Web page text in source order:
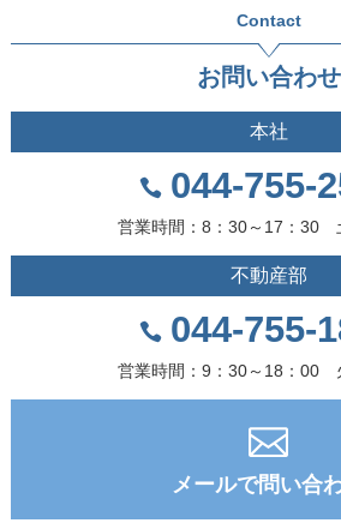
Contact
お問い合わせ
本社
044-755-
営業時間：8：30～17：30
不動産部
044-755-
営業時間：9：30～18：00
メールで問い合